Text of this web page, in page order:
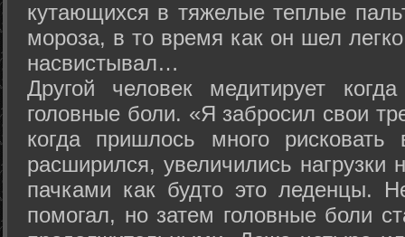
кутающихся в тяжелые теплые
мороза, в то время как он шел
насвистывал…
Другой человек медитирует
головные боли. «Я забросил свои
когда пришлось много
расширился, увеличились нагрузки
пачками как будто это леденцы.
помогал, но затем головные боли